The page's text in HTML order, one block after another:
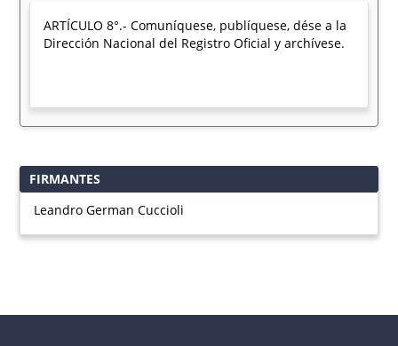
ARTÍCULO 8°.- Comuníquese, publíquese, dése a la
Dirección Nacional del Registro Oficial y archívese.
FIRMANTES
Leandro German Cuccioli